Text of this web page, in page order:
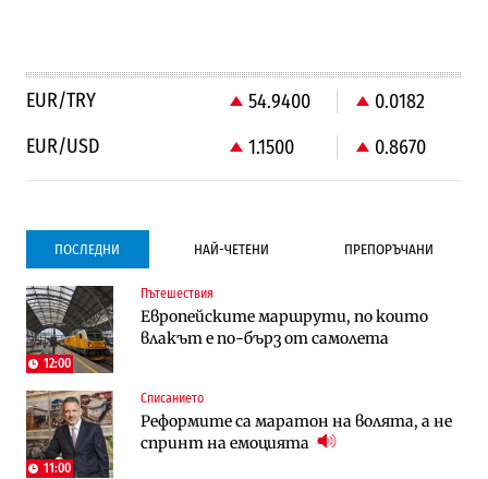
EUR/TRY 54.9400
0.0182
EUR/USD
1.1500 0.8670
ПОСЛЕДНИ НАЙ-ЧЕТЕНИ ПРЕПОРЪЧАНИ
12:00
Пътешествия
Европейските маршрути, по които
влакът е по-бърз от самолета
11:00
Списанието
Реформите са маратон на волята, а не
спринт на емоцията
Градоустройство
Столична община избра изпълнител за
преместването на трамвайното
Компании
Vivacom предлага над 150 устройства с
90% отстъпка през август
Компании
Vivacom предлага над 150 устройства с
90% отстъпка през август
To:know
Последни дни с обозначаване на цените
в лева: Какво предстои?